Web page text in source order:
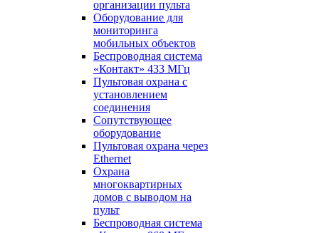
организации пульта
Оборудование для
мониторинга
мобильных объектов
Беспроводная система
«Контакт» 433 МГц
Пультовая охрана с
установлением
соединения
Сопутствующее
оборудование
Пультовая охрана через
Ethernet
Охрана
многоквартирных
домов с выводом на
пульт
Беспроводная система